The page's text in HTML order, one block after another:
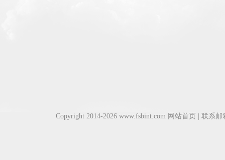
Copyright 2014-2026 www.fsbint.com 网站首页 | 联系